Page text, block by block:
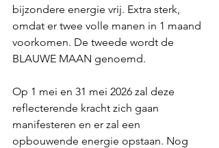
bijzondere energie vrij. Extra sterk,
omdat er twee volle manen in 1 maand
voorkomen. De tweede wordt de
BLAUWE MAAN genoemd.
Op 1 mei en 31 mei 2026 zal deze
reflecterende kracht zich gaan
manifesteren en er zal een
opbouwende energie opstaan. Nog